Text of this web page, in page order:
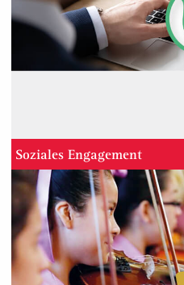
Soziales Engagement